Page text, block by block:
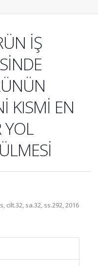
İŞ
KISMİ EN
YOL
cilt.32, sa.32, ss.292, 2016